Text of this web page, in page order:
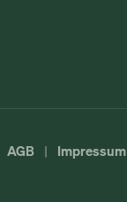
AGB Impressum